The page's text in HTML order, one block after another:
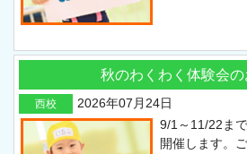
秋のわくわく体験会
西校
2026年07月24日
9/1～11/22ま
開催します。